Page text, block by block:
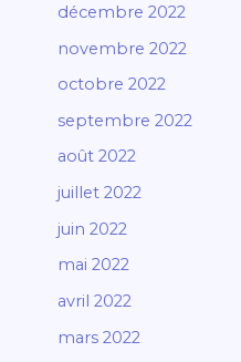
décembre 2022
novembre 2022
octobre 2022
septembre 2022
août 2022
juillet 2022
juin 2022
mai 2022
avril 2022
mars 2022